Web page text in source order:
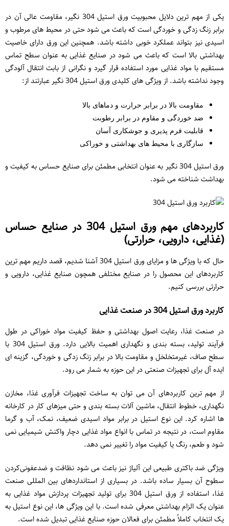
یکی از مهم‌ ترین دلایل محبوبیت ورق استیل 304 نگیر، مقاومت عالی آن در
برابر زنگ‌ زدگی و خوردگی است که باعث می‌ شود حتی در محیط ‌های مرطوب و
اسیدی نیز بتواند عملکرد خوبی داشته باشد. همچنین این ورق دارای خاصیت
بهداشتی بالا است که باعث می ‌شود در صنایع غذایی به عنوان سطح تماس
مستقیم با مواد غذایی مورد استفاده قرار گیرد و نگرانی از بابت انتقال آلودگی
وجود نداشته باشد. از ویژگی ‌های کلیدی ورق استیل 304 نگیر عبارتند از:
مقاومت بالا در برابر حرارت و دماهای بالا
ضد خوردگی و مقاوم در برابر رطوبت
قابلیت فرم‌ پذیری و جوشکاری آسان
سازگاری با محیط ‌های بهداشتی و خوراکی
ورق استیل 304 نگیر به عنوان انتخابی مطمئن برای صنایع حساس به کیفیت و
بهداشت شناخته می‌ شود.
کاربردهای مهم ورق استیل 304 در صنایع حساس
(غذایی، دارویی، حرارتی)
حال که با ویژگی ها و مزایای ورق استیل 304 آشنا شدیم، قصد داریم مهم ترین
کاربردهای این محصول را در صنایع مختلفی همچون صنایع غذایی، دارویی و
حرارتی بررسی کنیم.
کاربرد ورق استیل 304 در صنعت غذایی
در صنعت غذا، رعایت اصول بهداشتی و حفظ کیفیت مواد خوراکی در طول
فرآیند تولید، بسته ‌بندی و نگهداری اهمیت بالایی دارد. ورق استیل 304 با
سطح صاف، غیرمتخلخل و مقاومت بالا در برابر زنگ ‌زدگی و خوردگی، گزینه‌ ای
ایده ‌آل برای تجهیزات صنعتی در این حوزه به شمار می ‌رود.
از مهم ‌ترین کاربردهای آن می ‌توان به ساخت تجهیزات فرآوری غذا، مخازن
نگهداری، خطوط انتقال، ماشین ‌آلات بسته ‌بندی و حتی میزهای کار در کارخانه‌
ها اشاره کرد. این نوع استیل در برابر مواد اسیدی ضعیف، نمک، آب و گرما
مقاوم است، در نتیجه در تماس با انواع مواد غذایی دچار واکنش شیمیایی نمی
‌شود و طعم، رنگ یا کیفیت مواد را تغییر نمی‌ دهد.
ویژگی ضد باکتری طبیعی این آلیاژ نیز باعث می ‌شود نظافت و ضدعفونی‌کردن
سطوح آن بسیار ساده باشد. در بسیاری از استانداردهای بین ‌المللی صنعت
غذا، استفاده از ورق استیل 304 برای تولید تجهیزات پردازش مواد غذایی به
عنوان یک الزام بهداشتی معرفی شده است. با این ویژگی‌ ها، این نوع استیل به
یک انتخاب کاملاً مطمئن برای فعالان حوزه صنایع غذایی تبدیل شده است.